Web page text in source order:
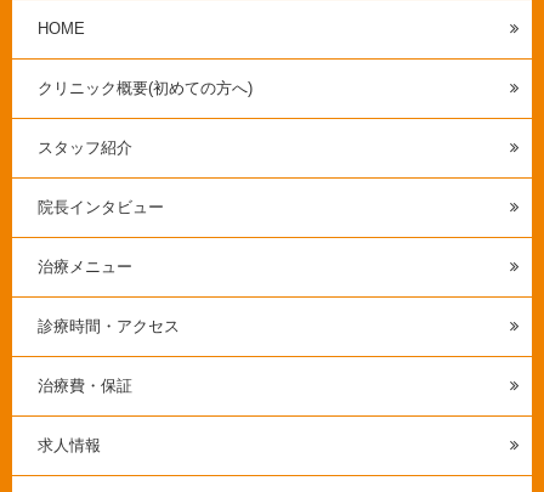
HOME
クリニック概要(初めての方へ)
スタッフ紹介
院長インタビュー
治療メニュー
診療時間・アクセス
治療費・保証
求人情報